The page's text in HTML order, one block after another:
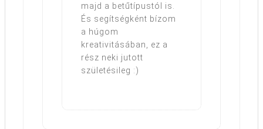
majd a betűtípustól is.
És segítségként bízom
a húgom
kreativitásában, ez a
rész neki jutott
születésileg :)